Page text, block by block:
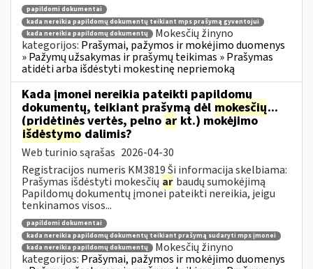
papildomi dokumentai
kada nereikia papildomų dokumentų teikiant mps prašymą gyventojui
kada nereikia papildomų dokumentų
Mokesčių žinyno
kategorijos: Prašymai, pažymos ir mokėjimo duomenys
» Pažymų užsakymas ir prašymų teikimas » Prašymas
atidėti arba išdėstyti mokestinę nepriemoką
Kada įmonei nereikia pateikti papildomų
dokumentų, teikiant prašymą dėl mokesčių...
(pridėtinės vertės, pelno ar kt.) mokėjimo
išdėstymo dalimis?
Web turinio sąrašas 2026-04-30
Registracijos numeris KM3819 Ši informacija skelbiama:
Prašymas išdėstyti mokesčių ar baudų sumokėjimą
Papildomų dokumentų įmonei pateikti nereikia, jeigu
tenkinamos visos...
papildomi dokumentai
kada nereikia papildomų dokumentų teikiant prašymą sudaryti mps įmonei
kada nereikia papildomų dokumentų
Mokesčių žinyno
kategorijos: Prašymai, pažymos ir mokėjimo duomenys